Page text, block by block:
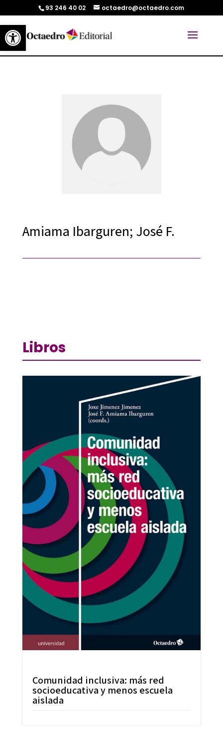
Abrir barra de herramientas
93 246 40 02 octaedro@octaedro.com
Amiama Ibarguren; José F.
Libros
Comunidad inclusiva: más red
socioeducativa y menos escuela
aislada